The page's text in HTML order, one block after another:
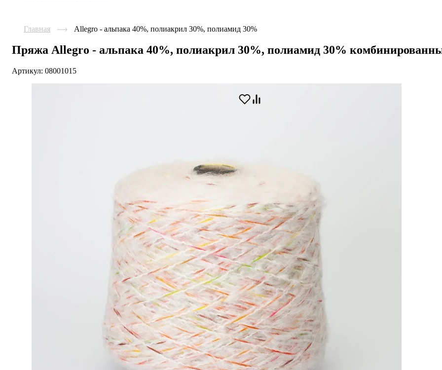
Главная Allegro - альпака 40%, полиакрил 30%, полиамид 30%
Пряжа Allegro - альпака 40%, полиакрил 30%, полиамид 30%
Артикул: 08001015